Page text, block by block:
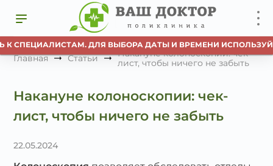
ДЛЯ ВЫБОРА ДАТЫ И ВРЕМЕНИ ИСПОЛЬЗУЙТЕ
Главная Статьи
Накануне колоноскопии: чек-
лист, чтобы ничего не забыть
Накануне колоноскопии: чек-
лист, чтобы ничего не забыть
22.05.2024